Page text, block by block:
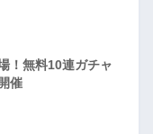
！無料10連ガチャ
催